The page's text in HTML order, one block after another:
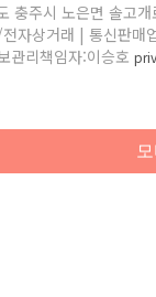
충주시 노은면 솔고
자상거래 | 통신판매
리책임자:이승호